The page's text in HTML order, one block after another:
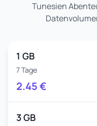
Tunesien
1 GB
7 Tage
2.45€
3 GB